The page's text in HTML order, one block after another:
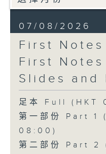
07/08/2026
First Notes
First
Slides and
足本 Full (HKT
第一部份 Part
08:00)
第二部份 Part